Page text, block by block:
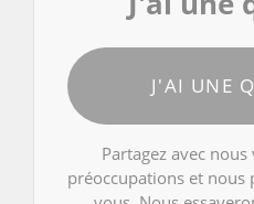
J'AI UNE
Partagez avec
préoccupations et nous